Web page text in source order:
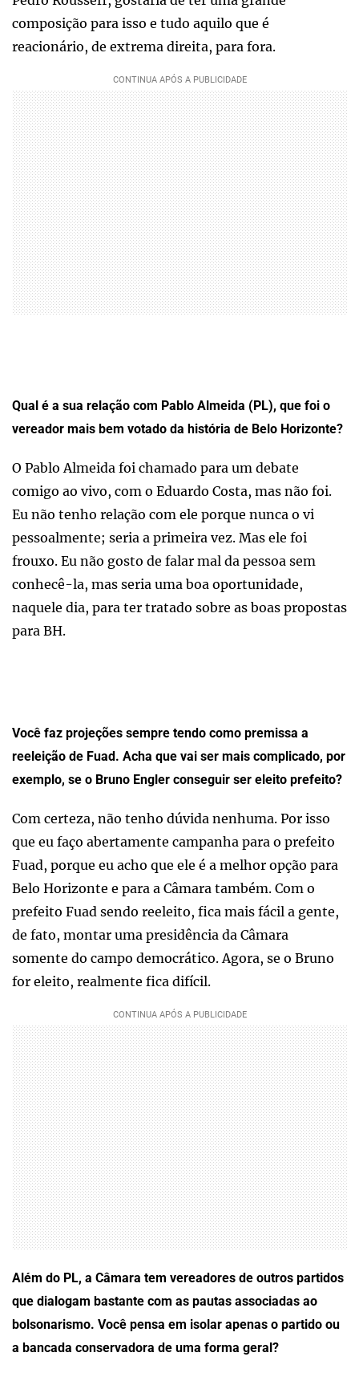
composição para isso e tudo aquilo que é
reacionário, de extrema direita, para fora.
Qual é a sua relação com Pablo Almeida (PL), que foi o
vereador mais bem votado da história de Belo Horizonte?
O Pablo Almeida foi chamado para um debate
comigo ao vivo, com o Eduardo Costa, mas não foi.
Eu não tenho relação com ele porque nunca o vi
pessoalmente; seria a primeira vez. Mas ele foi
frouxo. Eu não gosto de falar mal da pessoa sem
conhecê-la, mas seria uma boa oportunidade,
naquele dia, para ter tratado sobre as boas propostas
para BH.
Você faz projeções sempre tendo como premissa a
reeleição de Fuad. Acha que vai ser mais complicado, por
exemplo, se o Bruno Engler conseguir ser eleito prefeito?
Com certeza, não tenho dúvida nenhuma. Por isso
que eu faço abertamente campanha para o prefeito
Fuad, porque eu acho que ele é a melhor opção para
Belo Horizonte e para a Câmara também. Com o
prefeito Fuad sendo reeleito, fica mais fácil a gente,
de fato, montar uma presidência da Câmara
somente do campo democrático. Agora, se o Bruno
for eleito, realmente fica difícil.
Além do PL, a Câmara tem vereadores de outros partidos
que dialogam bastante com as pautas associadas ao
bolsonarismo. Você pensa em isolar apenas o partido ou
a bancada conservadora de uma forma geral?